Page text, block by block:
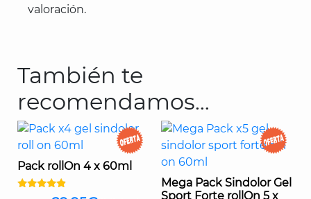
valoración.
También te
recomendamos…
Pack rollOn 4 x 60ml
Mega Pack Sindolor Gel
Sport Forte rollOn 5 x